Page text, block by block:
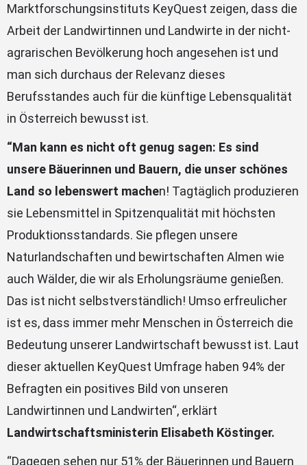
Marktforschungsinstituts KeyQuest zeigen, dass die
Arbeit der Landwirtinnen und Landwirte in der nicht-
agrarischen Bevölkerung hoch angesehen ist und
man sich durchaus der Relevanz dieses
Berufsstandes auch für die künftige Lebensqualität
in Österreich bewusst ist.
“Man kann es nicht oft genug sagen: Es sind
unsere Bäuerinnen und Bauern, die unser schönes
Land so lebenswert machen! Tagtäglich produzieren
sie Lebensmittel in Spitzenqualität mit höchsten
Produktionsstandards. Sie pflegen unsere
Naturlandschaften und bewirtschaften Almen wie
auch Wälder, die wir als Erholungsräume genießen.
Das ist nicht selbstverständlich! Umso erfreulicher
ist es, dass immer mehr Menschen in Österreich die
Bedeutung unserer Landwirtschaft bewusst ist. Laut
dieser aktuellen KeyQuest Umfrage haben 94% der
Befragten ein positives Bild von unseren
Landwirtinnen und Landwirten“, erklärt
Landwirtschaftsministerin Elisabeth Köstinger.
“Dagegen sehen nur 51% der Bäuerinnen und Bauern